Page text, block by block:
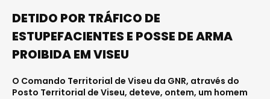
DETIDO POR TRÁFICO DE
ESTUPEFACIENTES E POSSE DE ARMA
PROIBIDA EM VISEU
O Comando Territorial de Viseu da GNR, através do
Posto Territorial de Viseu, deteve, ontem, um homem